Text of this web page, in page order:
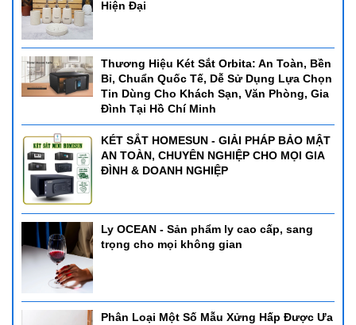
Hotline: 0905 880 131
#xedayruou #xedayruounhahang
#xedayruoucaocap #thietbikhachsan #binhnuoctraicay
#dodungnhahangkhachsan #dodungquancafe #dodungbuffet
#dungcunhahang #dungcubep #dungcukhachsan #dogiadung
#dungcuquanbar #dodungnhabep
Hiện Đại
Thương Hiệu Két Sắt Orbita: An Toàn, Bền
Bỉ, Chuẩn Quốc Tế, Dễ Sử Dụng Lựa Chọn
Tin Dùng Cho Khách Sạn, Văn Phòng, Gia
Đình Tại Hồ Chí Minh
KÉT SẮT HOMESUN - GIẢI PHÁP BẢO MẬT
AN TOÀN, CHUYÊN NGHIỆP CHO MỌI GIA
ĐÌNH & DOANH NGHIỆP
Ly OCEAN - Sản phẩm ly cao cấp, sang
trọng cho mọi không gian
Phân Loại Một Số Mẫu Xửng Hấp Được Ưa